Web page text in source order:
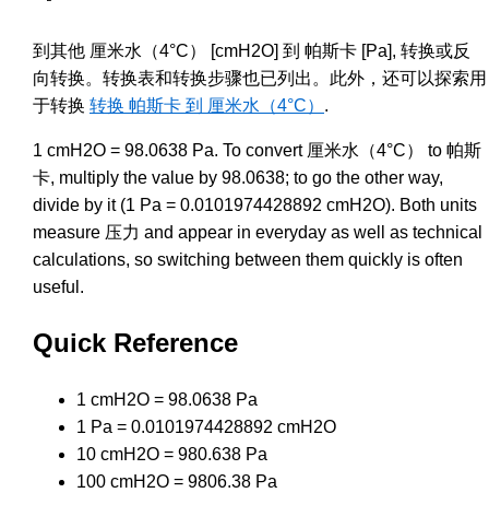
到其他 厘米水（4°C） [cmH2O] 到 帕斯卡 [Pa], 转换或反
向转换。转换表和转换步骤也已列出。此外，还可以探索用
于转换 转换 帕斯卡 到 厘米水（4°C） .
1 cmH2O = 98.0638 Pa. To convert 厘米水（4°C） to 帕斯
卡, multiply the value by 98.0638; to go the other way,
divide by it (1 Pa = 0.0101974428892 cmH2O). Both units
measure 压力 and appear in everyday as well as technical
calculations, so switching between them quickly is often
useful.
Quick Reference
1 cmH2O = 98.0638 Pa
1 Pa = 0.0101974428892 cmH2O
10 cmH2O = 980.638 Pa
100 cmH2O = 9806.38 Pa